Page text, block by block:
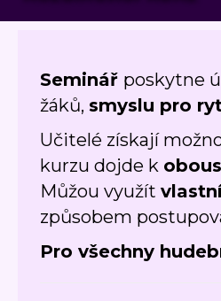
Seminář poskytne
žáků, smyslu pro
Učitelé získají
kurzu dojde k
Můžou využít
způsobem
Pro všechny